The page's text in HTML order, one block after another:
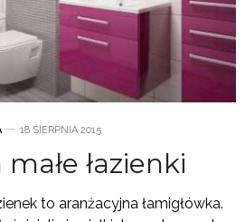
18 SIERPNIA 2015
łazienki
to aranżacyjna łamigłówka.